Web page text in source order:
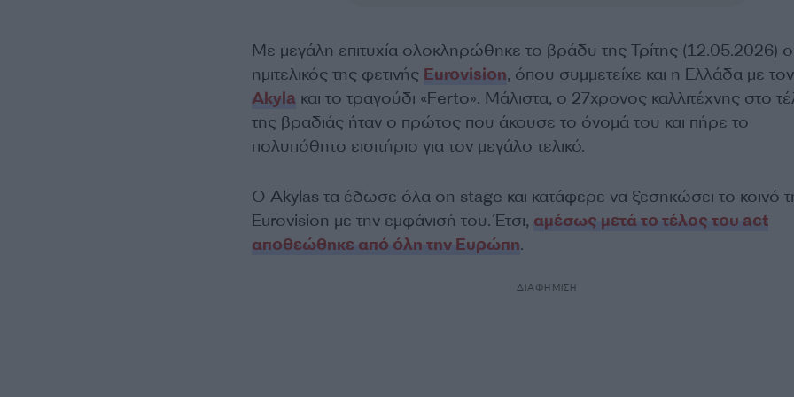
Με μεγάλη επιτυχία ολοκληρώθηκε το βράδυ της Τρίτης (12.05.2026)
ημιτελικός της φετινής Eurovision, όπου συμμετείχε και η Ελλάδα με τον
Akylaκαι το τραγούδι «Ferto». Μάλιστα, ο 27χρονος καλλιτέχνης στο
της βραδιάς ήταν ο πρώτος που άκουσε το όνομά του και πήρε το
πολυπόθητο εισιτήριο για τον μεγάλο τελικό.
Ο Akylas τα έδωσε όλα on stage και κατάφερε να ξεσηκώσει το κοινό
Eurovision με την εμφάνισή του. Έτσι, αμέσως μετά το τέλος του act
αποθεώθηκε από όλη την Ευρώπη.
ΔΙΑΦΗΜΙΣΗ